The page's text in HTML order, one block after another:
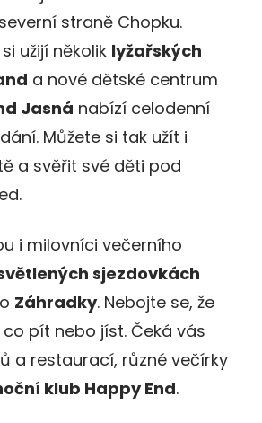
straně Chopku.
užijí několik lyžařských
a nové dětské centrum
Jasná nabízí celodenní
Můžete si tak užít i
a svěřit své děti pod
i milovníci večerního
sjezdovkách
Záhradky. Nebojte se, že
pít nebo jíst. Čeká vás
a restaurací, různé večírky
klub Happy End.